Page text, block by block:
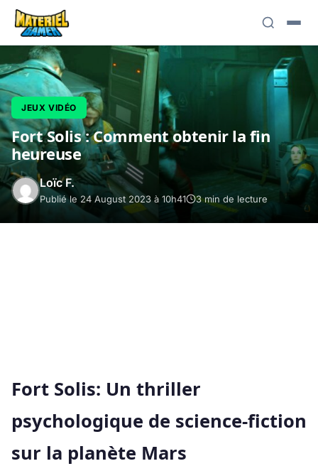
JEUX VIDÉO
Fort Solis : Comment obtenir la fin
heureuse
Loïc F.
Publié le 24 August 2023 à 10h41 3 min de lecture
Fort Solis: Un thriller
psychologique de science-fiction
sur la planète Mars